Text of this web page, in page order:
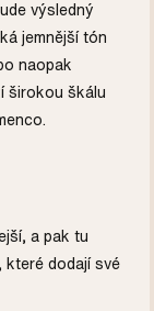
výsledný
jemnější tón
naopak
širokou škálu
a pak tu
které dodají své